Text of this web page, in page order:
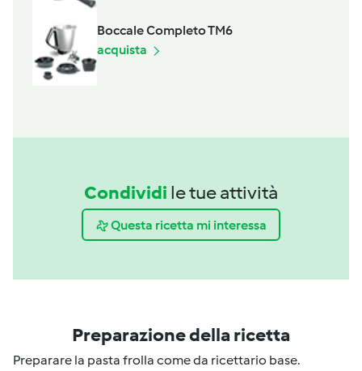
Boccale Completo TM6
acquista
Condividi le tue attività
Questa ricetta mi interessa
Preparazione della ricetta
Preparare la pasta frolla come da ricettario base.